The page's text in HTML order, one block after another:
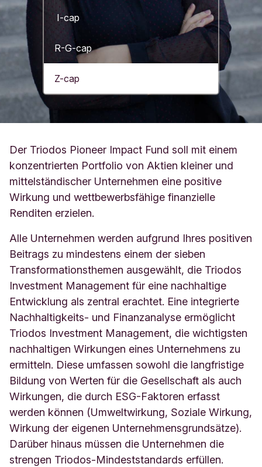
I-cap
R-G-cap
Z-cap
Der Triodos Pioneer Impact Fund soll mit einem
konzentrierten Portfolio von Aktien kleiner und
mittelständischer Unternehmen eine positive
Wirkung und wettbewerbsfähige finanzielle
Renditen erzielen.
Alle Unternehmen werden aufgrund Ihres positiven
Beitrags zu mindestens einem der sieben
Transformationsthemen ausgewählt, die Triodos
Investment Management für eine nachhaltige
Entwicklung als zentral erachtet. Eine integrierte
Nachhaltigkeits- und Finanzanalyse ermöglicht
Triodos Investment Management, die wichtigsten
nachhaltigen Wirkungen eines Unternehmens zu
ermitteln. Diese umfassen sowohl die langfristige
Bildung von Werten für die Gesellschaft als auch
Wirkungen, die durch ESG-Faktoren erfasst
werden können (Umweltwirkung, Soziale Wirkung,
Wirkung der eigenen Unternehmensgrundsätze).
Darüber hinaus müssen die Unternehmen die
strengen Triodos-Mindeststandards erfüllen.